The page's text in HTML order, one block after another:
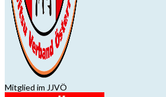
Mitglied im JJVÖ